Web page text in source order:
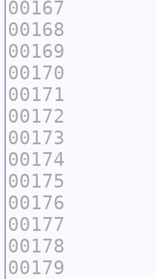
00167
00168
00169
00170
00171
00172
00173
00174
00175
00176
00177
00178
00179